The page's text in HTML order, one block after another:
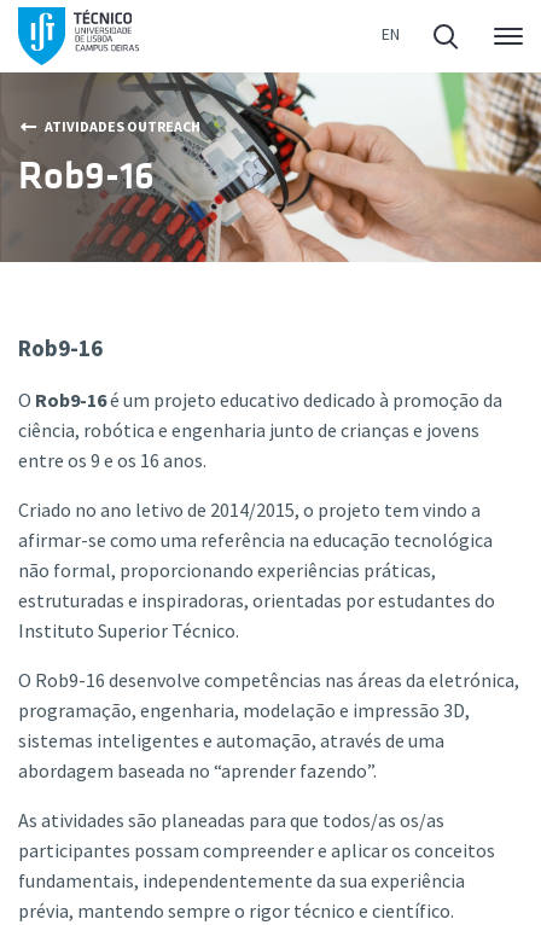
ATIVIDADES OUTREACH
Rob9-16
Rob9-16
O Rob9-16é um projeto educativo dedicado à promoção da
ciência, robótica e engenharia junto de crianças e jovens
entre os 9 e os 16 anos.
Criado no ano letivo de 2014/2015, o projeto tem vindo a
afirmar-se como uma referência na educação tecnológica
não formal, proporcionando experiências práticas,
estruturadas e inspiradoras, orientadas por estudantes do
Instituto Superior Técnico.
O Rob9-16 desenvolve competências nas áreas da eletrónica,
programação, engenharia, modelação e impressão 3D,
sistemas inteligentes e automação, através de uma
abordagem baseada no “aprender fazendo”.
As atividades são planeadas para que todos/as os/as
participantes possam compreender e aplicar os conceitos
fundamentais, independentemente da sua experiência
prévia, mantendo sempre o rigor técnico e científico.